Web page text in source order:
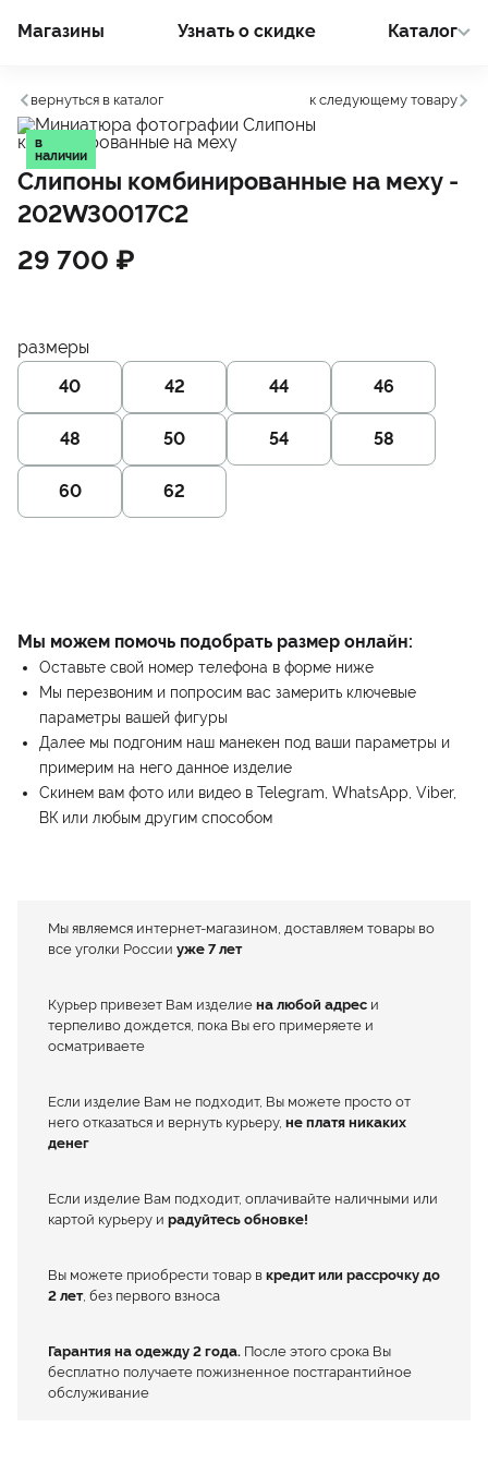
Магазины Узнать о cкидке Каталог
вернуться в каталог к следующему товару
в
наличии
Слипоны комбинированные на меху -
202W30017C2
29 700 ₽
размеры
40
42 44 46
48 50 54 58
60 62
Мы можем помочь подобрать размер онлайн:
Оставьте свой номер телефона в форме ниже
Мы перезвоним и попросим вас замерить ключевые
параметры вашей фигуры
Далее мы подгоним наш манекен под ваши параметры и
примерим на него данное изделие
Скинем вам фото или видео в Telegram, WhatsApp, Viber,
ВК или любым другим способом
Мы являемся интернет-магазином, доставляем товары во
все уголки России уже 7 лет
Курьер привезет Вам изделие на любой адрес и
терпеливо дождется, пока Вы его примеряете и
осматриваете
Если изделие Вам не подходит, Вы можете просто от
него отказаться и вернуть курьеру, не платя никаких
денег
Если изделие Вам подходит, оплачивайте наличными или
картой курьеру и радуйтесь обновке!
Вы можете приобрести товар в кредит или рассрочку до
2 лет, без первого взноса
Гарантия на одежду 2 года. После этого срока Вы
бесплатно получаете пожизненное постгарантийное
обслуживание